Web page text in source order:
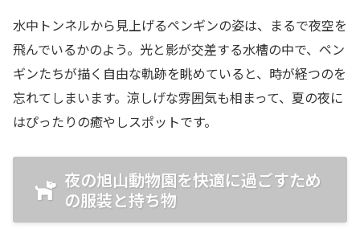
水中トンネルから見上げるペンギンの姿は、まるで夜空を
飛んでいるかのよう。光と影が交差する水槽の中で、ペン
ギンたちが描く自由な軌跡を眺めていると、時が経つのを
忘れてしまいます。涼しげな雰囲気も相まって、夏の夜に
はぴったりの癒やしスポットです。
夜の旭山動物園を快適に過ごすため
の服装と持ち物